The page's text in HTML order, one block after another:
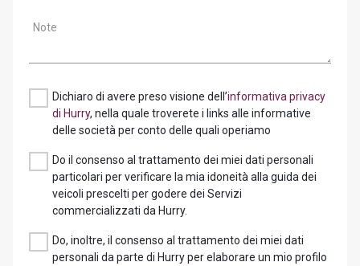
Note
Dichiaro di avere preso visione dell’informativa privacy
di Hurry, nella quale troverete i links alle informative
delle società per conto delle quali operiamo
Do il consenso al trattamento dei miei dati personali
particolari per verificare la mia idoneità alla guida dei
veicoli prescelti per godere dei Servizi
commercializzati da Hurry.
Do, inoltre, il consenso al trattamento dei miei dati
personali da parte di Hurry per elaborare un mio profilo